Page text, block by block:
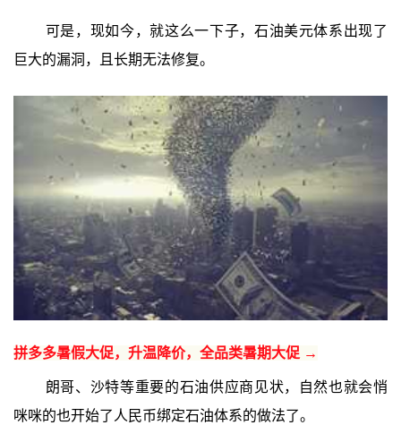
可是，现如今，就这么一下子，石油美元体系出现了
巨大的漏洞，且长期无法修复。
拼多多暑假大促，升温降价，全品类暑期大促 →
朗哥、沙特等重要的石油供应商见状，自然也就会悄
咪咪的也开始了人民币绑定石油体系的做法了。